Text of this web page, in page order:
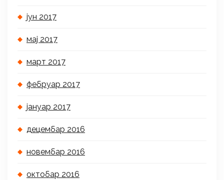
јун 2017
мај 2017
март 2017
фебруар 2017
јануар 2017
децембар 2016
новембар 2016
октобар 2016